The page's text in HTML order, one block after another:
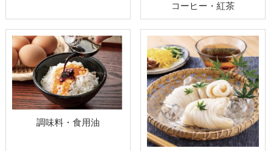
コーヒー・紅茶
調味料・食用油